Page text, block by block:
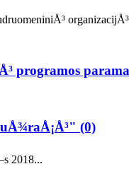
organizacijÅ³
programos parama
(0)
2018...